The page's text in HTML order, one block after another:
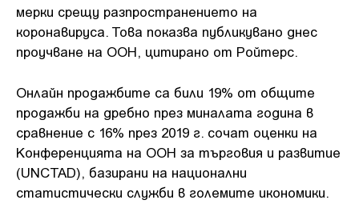
мерки срещу разпространението на
коронавируса. Това показва публикувано днес
проучване на ООН, цитирано от Ройтерс.
Онлайн продажбите са били 19% от общите
продажби на дребно през миналата година в
сравнение с 16% през 2019 г. сочат оценки на
Конференцията на ООН за търговия и развитие
(UNCTAD), базирани на национални
статистически служби в големите икономики.